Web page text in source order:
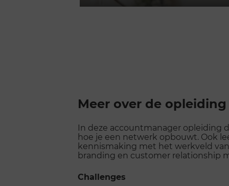
Play
galerij
Meer over de opleiding
In deze accountmanager opleiding
hoe je een netwerk opbouwt. Ook
kennismaking met het werkveld
branding en customer relationship
Challenges